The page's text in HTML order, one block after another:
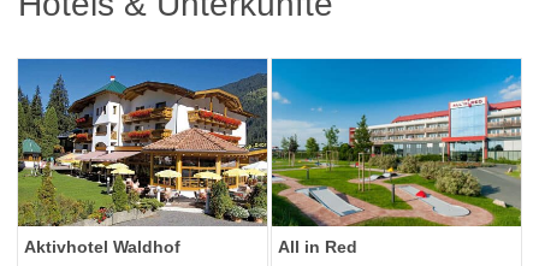
Aktivhotel Waldhof
All in Red